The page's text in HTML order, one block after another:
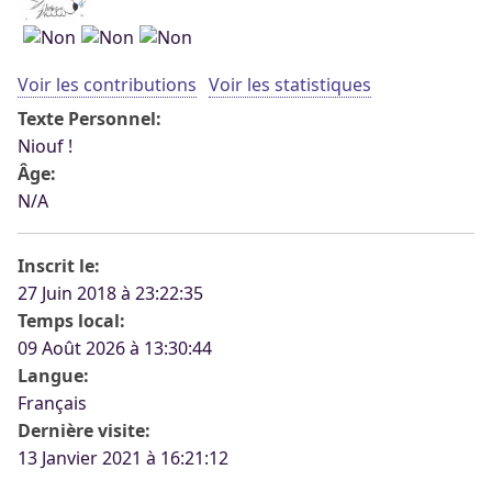
Voir les contributions Voir les statistiques
Texte Personnel:
Niouf !
Âge:
N/A
Inscrit le:
27 Juin 2018 à 23:22:35
Temps local:
09 Août 2026 à 13:30:44
Langue:
Français
Dernière visite:
13 Janvier 2021 à 16:21:12